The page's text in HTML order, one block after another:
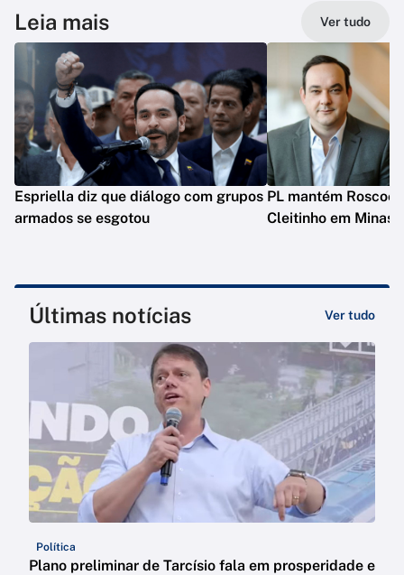
Leia mais Ver tudo
Espriella diz que diálogo com grupos
armados se esgotou
PL mantém Roscoe
Cleitinho em Minas
Últimas notícias Ver tudo
Política
Plano preliminar de Tarcísio fala em prosperidade e